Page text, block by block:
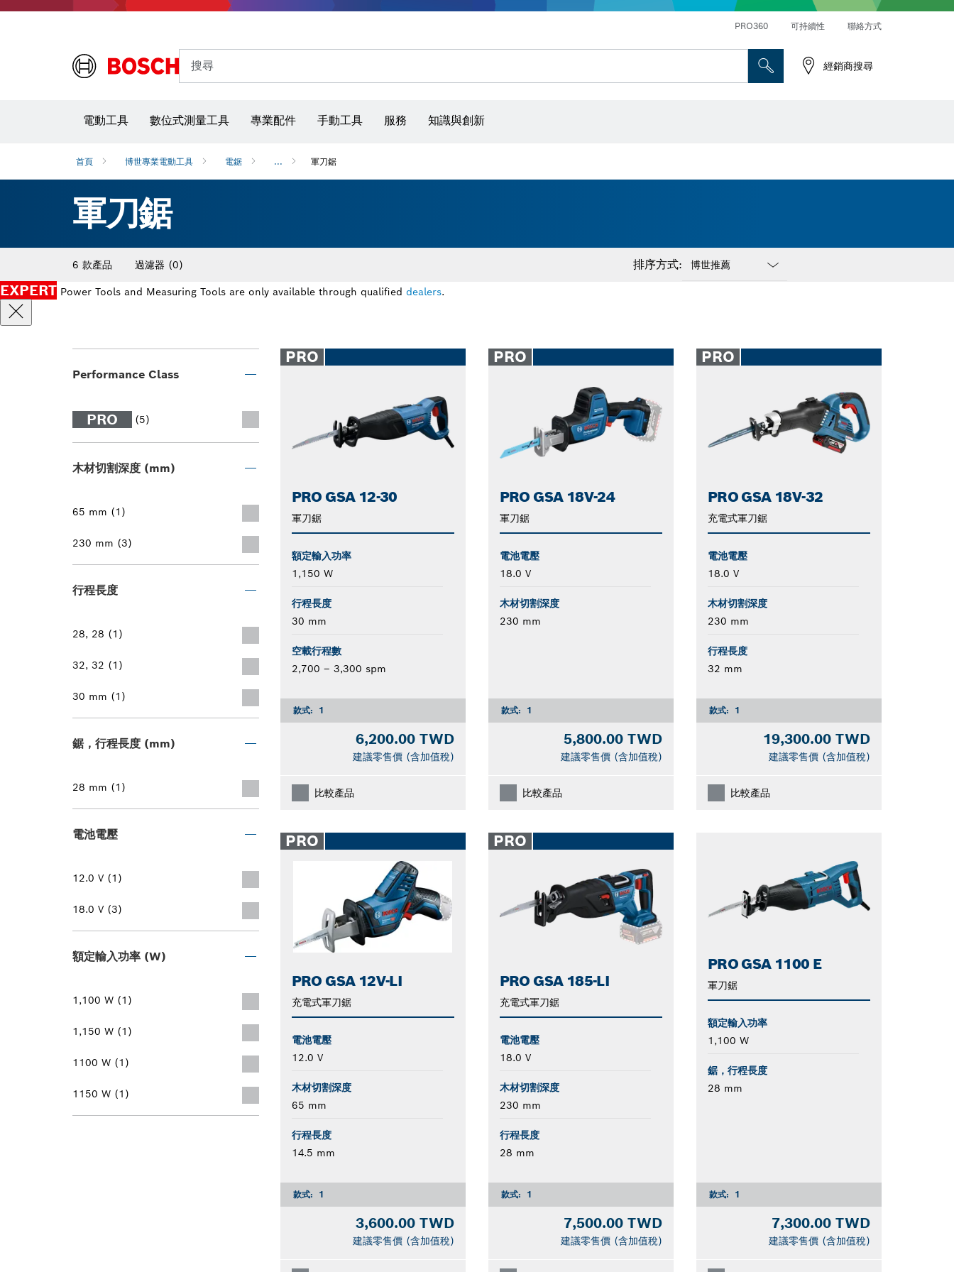
PRO360 可持續性 聯絡方式
搜尋 經銷商搜尋
電動工具 數位式測量工具 專業配件 手動工具 服務 知識與創新
首頁 博世專業電動工具 電鋸 ... 軍刀鋸
軍刀鋸
6 款產品 過濾器 (0) 排序方式:
EXPERT Power Tools and Measuring Tools are only available through qualified dealers.
Performance Class
PRO (5)
木材切割深度 (mm)
65 mm (1)
230 mm (3)
行程長度
28, 28 (1)
32, 32 (1)
30 mm (1)
鋸，行程長度 (mm)
28 mm (1)
電池電壓
12.0 V (1)
18.0 V (3)
額定輸入功率 (W)
1,100 W (1)
1,150 W (1)
1100 W (1)
1150 W (1)
PRO
PRO GSA 12-30
軍刀鋸
額定輸入功率
1,150 W
行程長度
30 mm
空載行程數
2,700 – 3,300 spm
款式: 1
6,200.00 TWD
建議零售價 (含加值稅)
比較產品
PRO
PRO GSA 18V-24
軍刀鋸
電池電壓
18.0 V
木材切割深度
230 mm
款式: 1
5,800.00 TWD
建議零售價 (含加值稅)
比較產品
PRO
PRO GSA 18V-32
充電式軍刀鋸
電池電壓
18.0 V
木材切割深度
230 mm
行程長度
32 mm
款式: 1
19,300.00 TWD
建議零售價 (含加值稅)
比較產品
PRO
PRO GSA 12V-LI
充電式軍刀鋸
電池電壓
12.0 V
木材切割深度
65 mm
行程長度
14.5 mm
款式: 1
3,600.00 TWD
建議零售價 (含加值稅)
PRO
PRO GSA 185-LI
充電式軍刀鋸
電池電壓
18.0 V
木材切割深度
230 mm
行程長度
28 mm
款式: 1
7,500.00 TWD
建議零售價 (含加值稅)
PRO GSA 1100 E
軍刀鋸
額定輸入功率
1,100 W
鋸，行程長度
28 mm
款式: 1
7,300.00 TWD
建議零售價 (含加值稅)